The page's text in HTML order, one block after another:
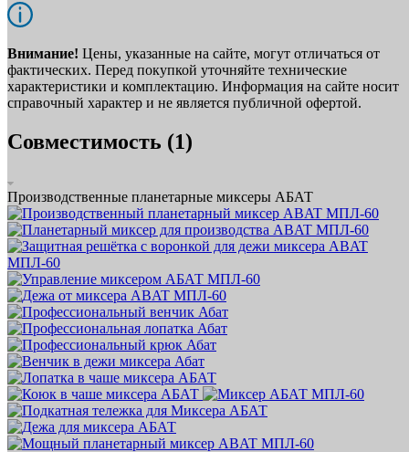
Внимание! Цены, указанные на сайте, могут отличаться от
фактических. Перед покупкой уточняйте технические
характеристики и комплектацию. Информация на сайте носит
справочный характер и не является публичной офертой.
Совместимость (1)
Производственные планетарные миксеры АБАТ